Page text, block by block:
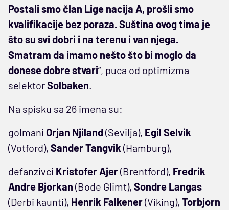
Postali smo član Lige nacija A, prošli smo
kvalifikacije bez poraza. Suština ovog tima je
što su svi dobri i na terenu i van njega.
Smatram da imamo nešto što bi moglo da
donese dobre stvari“, puca od optimizma
selektorSolbaken.
Na spisku sa 26 imena su:
golmani Orjan Njiland(Sevilja), Egil Selvik
(Votford), SanderTangvik (Hamburg),
defanzivci Kristofer Ajer(Brentford), Fredrik
Andre Bjorkan (Bode Glimt), Sondre Langas
(Derbi kaunti), Henrik Falkener(Viking), Torbjorn